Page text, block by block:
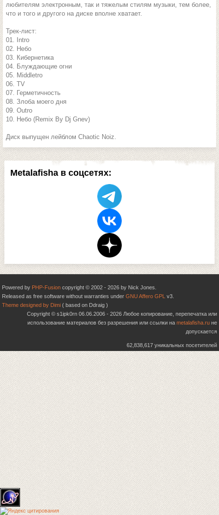
Metalafisha в соцсетях:
любителям электронным, так и тяжелым стилям музыки, тем более,
что и того и другого на диске вполне хватает.
Трек-лист:
01. Intro
02. Небо
03. Кибернетика
04. Блуждающие огни
05. Middletro
06. TV
07. Герметичность
08. Злоба моего дня
09. Outro
10. Небо (Remix By Dj Gnev)
Диск выпущен лейблом Chaotic Noiz.
Powered by PHP-Fusion copyright © 2002 - 2026 by Nick Jones.
Released as free software without warranties under GNU Affero GPL v3.
Theme designed by Dimi ( based on Ddraig )
Copyright © s1ipk0rn 06.06.2006 - 2026 Любое копирование, перепечатка или
использование материалов без разрешения или ссылки на metalafisha.ru не
допускается
62,838,617 уникальных посетителей